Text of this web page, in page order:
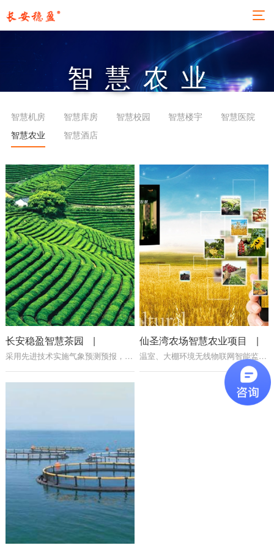
智慧农业
智慧机房 智慧库房 智慧校园 智慧楼宇
智慧医院
智慧农业
智慧酒店
长安稳盈智慧茶园 |
采用先进技术实施气象预测预报，热忱服务于当地茶业生产和新农村建设，并结束了当地群众长期以来“靠天生产，望天种植、望天采摘茶叶和加工茶叶”的传统农业模式。
仙圣湾农场智慧农业项目 |
温室、大棚环境无线物联网智能监控系统通过对内外温湿度、土壤水分温度、光照度、二氧化碳、日照进行数据监测，通过无线技术传输至主机处理，并在手机、电脑、平板上集中显示。用户